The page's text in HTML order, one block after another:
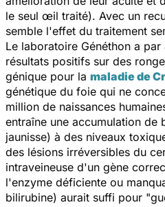
le seul œil traité). Avec un
semble l'effet du traitement
Le laboratoire Généthon a
résultats positifs sur des
génique pour la maladie de
génétique du foie qui ne
million de naissances
entraîne une accumulation
jaunisse) à des niveaux
des lésions irréversibles du
intraveineuse d'un gène
l'enzyme déficiente ou
bilirubine) aurait suffi pour